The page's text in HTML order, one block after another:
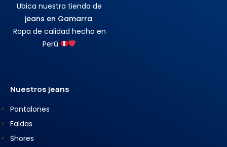
Ubica nuestra tienda de
jeans en Gamarra.
Ropa de calidad hecho en
Perú
Nuestros jeans
Pantalones
Faldas
Shores